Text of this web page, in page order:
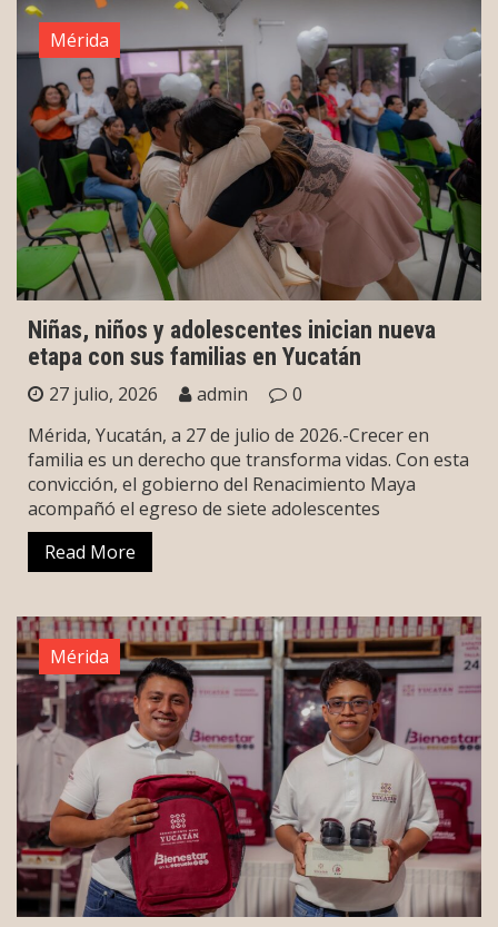
Mérida
Niñas, niños y adolescentes inician nueva
etapa con sus familias en Yucatán
27 julio, 2026 admin
0
Mérida, Yucatán, a 27 de julio de 2026.-Crecer en
familia es un derecho que transforma vidas. Con esta
convicción, el gobierno del Renacimiento Maya
acompañó el egreso de siete adolescentes
Read More
Mérida